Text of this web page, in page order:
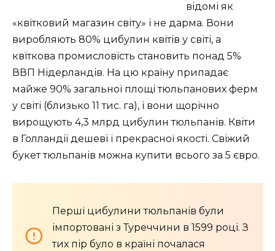
відомі як
«квітковий магазин світу» і не дарма. Вони
виробляють 80% цибулин квітів у світі, а
квіткова промисловість становить понад 5%
ВВП Нідерландів. На цю країну припадає
майже 90% загальної площі тюльпанових ферм
у світі (близько 11 тис. га), і вони щорічно
вирощують 4,3 млрд цибулин тюльпанів. Квіти
в Голландії дешеві і прекрасної якості. Свіжий
букет тюльпанів можна купити всього за 5 євро.
Перші цибулини тюльпанів були
імпортовані з Туреччини в 1599 році. З
тих пір було в країні почалася